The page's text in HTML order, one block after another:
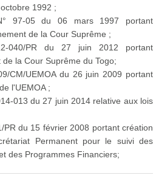
1992 ;
97-05 du 06 mars 1997 portant
de la Cour Suprême ;
040/PR du 27 juin 2012 portant
la Cour Suprême du Togo;
CM/UEMOA du 26 juin 2009 portant
l'UEMOA ;
013 du 27 juin 2014 relative aux lois
PR du 15 février 2008 portant création
Permanent pour le suivi des
des Programmes Financiers;